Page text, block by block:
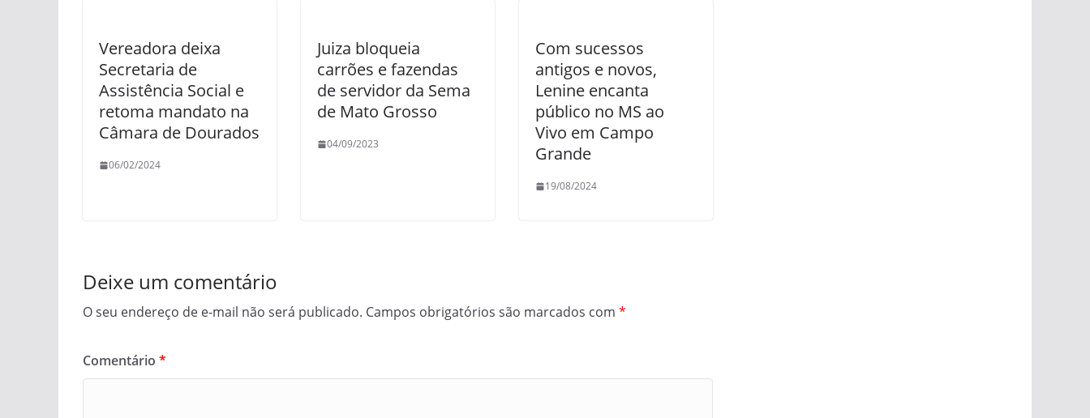
Vereadora deixa
Secretaria de
Assistência Social e
retoma mandato na
Câmara de Dourados
06/02/2024
Juiza bloqueia
carrões e fazendas
de servidor da Sema
de Mato Grosso
04/09/2023
Com sucessos
antigos e novos,
Lenine encanta
público no MS ao
Vivo em Campo
Grande
19/08/2024
Deixe um comentário
O seu endereço de e-mail não será publicado. Campos obrigatórios são marcados com *
Comentário *